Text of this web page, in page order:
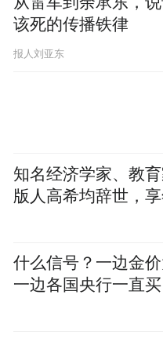
得者也拥有专属
Honours）”不同图
界杯金球奖、金靴
关徽章。
从观赛角度看，这
变得更加直观。过
能知道一名球员是
是否曾获得世界杯
该死的传播铁律
报人刘亚东
知名经济学家、教
版人高希均辞世，
什么信号？一边金价
一边各国央行一直买